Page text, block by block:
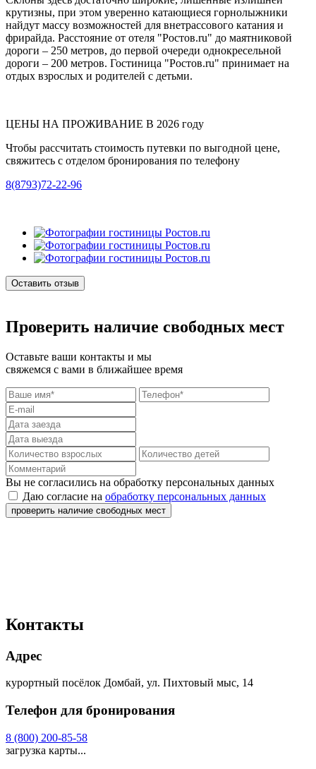
крутизны, при этом уверенно катающиеся горнолыжники
найдут массу возможностей для внетрассового катания и
фрирайда. Расстояние от отеля "Ростов.ru" до маятниковой
дороги – 250 метров, до первой очереди однокресельной
дороги – 200 метров. Гостиница "Ростов.ru" принимает на
отдых взрослых и родителей с детьми.
ЦЕНЫ НА ПРОЖИВАНИЕ В 2026 году
Чтобы рассчитать стоимость путевки по выгодной цене,
свяжитесь с отделом бронирования по телефону
8(8793)72-22-96
Оставить отзыв
Проверить наличие свободных мест
Оставьте ваши контакты и мы
свяжемся с вами в ближайшее время
Вы не согласились на обработку персональных данных
Даю согласие на обработку персональных данных
проверить наличие свободных мест
Контакты
Адрес
курортный посёлок Домбай, ул. Пихтовый мыс, 14
Телефон для бронирования
8 (800) 200-85-58
загрузка карты...